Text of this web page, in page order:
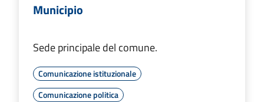
Municipio
Sede principale del comune.
Comunicazione istituzionale
Comunicazione politica